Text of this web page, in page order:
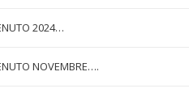
2024…
NOVEMBRE….